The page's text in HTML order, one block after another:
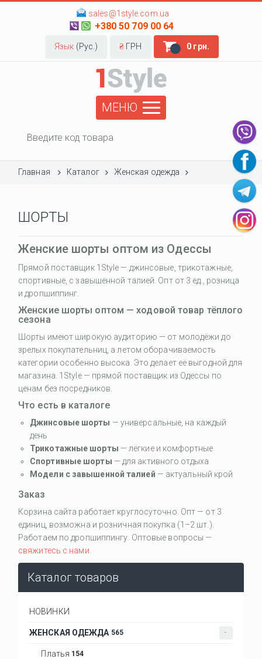
sales@1style.com.ua
+380 50 709 00 64
Язык (Рус.) ₴ ГРН 0 грн.
МЕНЮ
Главная Каталог Женская одежда
ШОРТЫ
Женские шорты оптом из Одессы
Прямой поставщик 1Style — джинсовые, трикотажные,
спортивные, с завышенной талией. Опт от 3 ед., розница
и дропшиппинг.
Женские шорты оптом — ходовой товар тёплого
сезона
Шорты имеют широкую аудиторию — от молодёжи до
зрелых покупательниц, а летом оборачиваемость
категории особенно высока. Это делает её выгодной для
магазина. 1Style — прямой поставщик из Одессы по
ценам без посредников.
Что есть в каталоге
Джинсовые шорты — универсальные, на каждый
день
Трикотажные шорты — лёгкие и комфортные
Спортивные шорты — для активного отдыха
Модели с завышенной талией — актуальный крой
Заказ
Корзина сайта работает круглосуточно. Опт — от 3
единиц, возможна и розничная покупка (1–2 шт.).
Работаем по дропшиппингу. Оптовые вопросы —
свяжитесь с нами
Каталог товаров
НОВИНКИ
ЖЕНСКАЯ ОДЕЖДА 565
Платья 154